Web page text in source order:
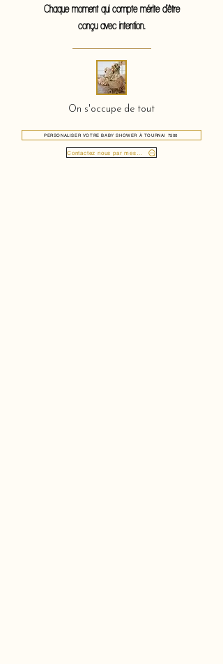
Chaque moment qui compte mérite d'être
conçu avec intention.
On s'occupe de tout
PERSONALISER VOTRE BABY SHOWER À TOURNAI 7500